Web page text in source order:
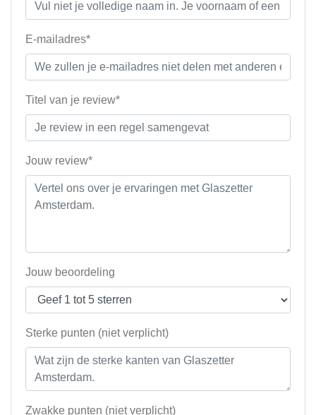
E-mailadres*
Titel van je review*
Jouw review*
Jouw beoordeling
Sterke punten (niet verplicht)
Zwakke punten (niet verplicht)